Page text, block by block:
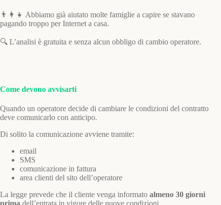
👨‍👩‍👧 Abbiamo già aiutato molte famiglie a capire se stavano
pagando troppo per Internet a casa.
🔍 L’analisi è gratuita e senza alcun obbligo di cambio operatore.
Come devono avvisarti
Quando un operatore decide di cambiare le condizioni del contratto
deve comunicarlo con anticipo.
Di solito la comunicazione avviene tramite:
email
SMS
comunicazione in fattura
area clienti del sito dell’operatore
La legge prevede che il cliente venga informato almeno 30 giorni
prima dell’entrata in vigore delle nuove condizioni.